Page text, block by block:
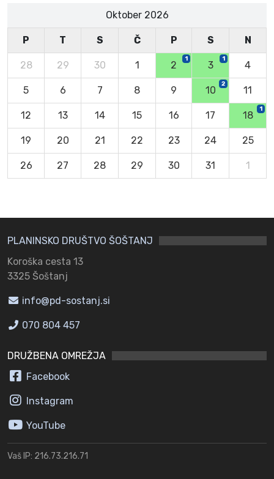
Oktober 2026
P T S Č P S N
28 29 30 1 2
1
3
1
4
5 6 7 8 9 10
2
11
12 13 14 15 16 17 18
1
19 20 21 22 23 24 25
26 27 28 29 30 31 1
PLANINSKO DRUŠTVO ŠOŠTANJ
Koroška cesta 13
3325 Šoštanj
info@pd-sostanj.si
070 804 457
DRUŽBENA OMREŽJA
Facebook
Instagram
YouTube
Vaš IP: 216.73.216.71